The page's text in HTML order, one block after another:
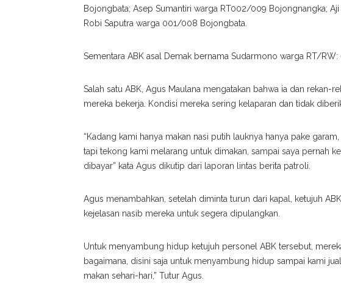
Bojongbata; Asep Sumantiri warga RT002/009 Bojongnangka;
Robi Saputra warga 001/008 Bojongbata.
Sementara ABK asal Demak bernama Sudarmono warga RT/
Salah satu ABK, Agus Maulana mengatakan bahwa ia dan rekan-
mereka bekerja. Kondisi mereka sering kelaparan dan tidak
“Kadang kami hanya makan nasi putih lauknya hanya pake
tapi tekong kami melarang untuk dimakan, sampai saya pernah
dibayar” kata Agus dikutip dari laporan lintas berita patroli.
Agus menambahkan, setelah diminta turun dari kapal, ketujuh
kejelasan nasib mereka untuk segera dipulangkan.
Untuk menyambung hidup ketujuh personel ABK tersebut,
bagaimana, disini saja untuk menyambung hidup sampai kami
makan sehari-hari,” Tutur Agus.